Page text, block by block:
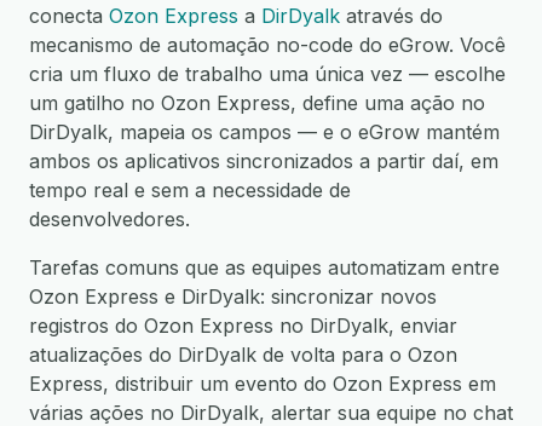
conecta Ozon Express a DirDyalk através do
mecanismo de automação no-code do eGrow. Você
cria um fluxo de trabalho uma única vez — escolhe
um gatilho no Ozon Express, define uma ação no
DirDyalk, mapeia os campos — e o eGrow mantém
ambos os aplicativos sincronizados a partir daí, em
tempo real e sem a necessidade de
desenvolvedores.
Tarefas comuns que as equipes automatizam entre
Ozon Express e DirDyalk: sincronizar novos
registros do Ozon Express no DirDyalk, enviar
atualizações do DirDyalk de volta para o Ozon
Express, distribuir um evento do Ozon Express em
várias ações no DirDyalk, alertar sua equipe no chat